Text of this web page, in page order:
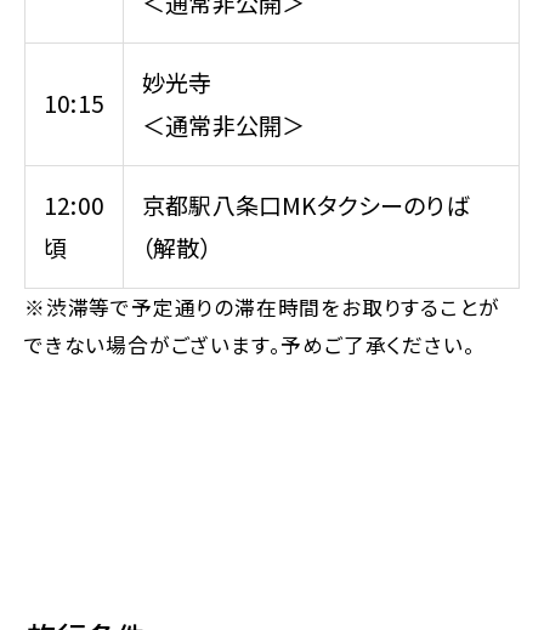
10:15
妙光寺
＜通常非公開＞
12:00
頃
京都駅八条口MKタクシーのりば
（解散）
※渋滞等で予定通りの滞在時間をお取りすることが
できない場合がございます。予めご了承ください。